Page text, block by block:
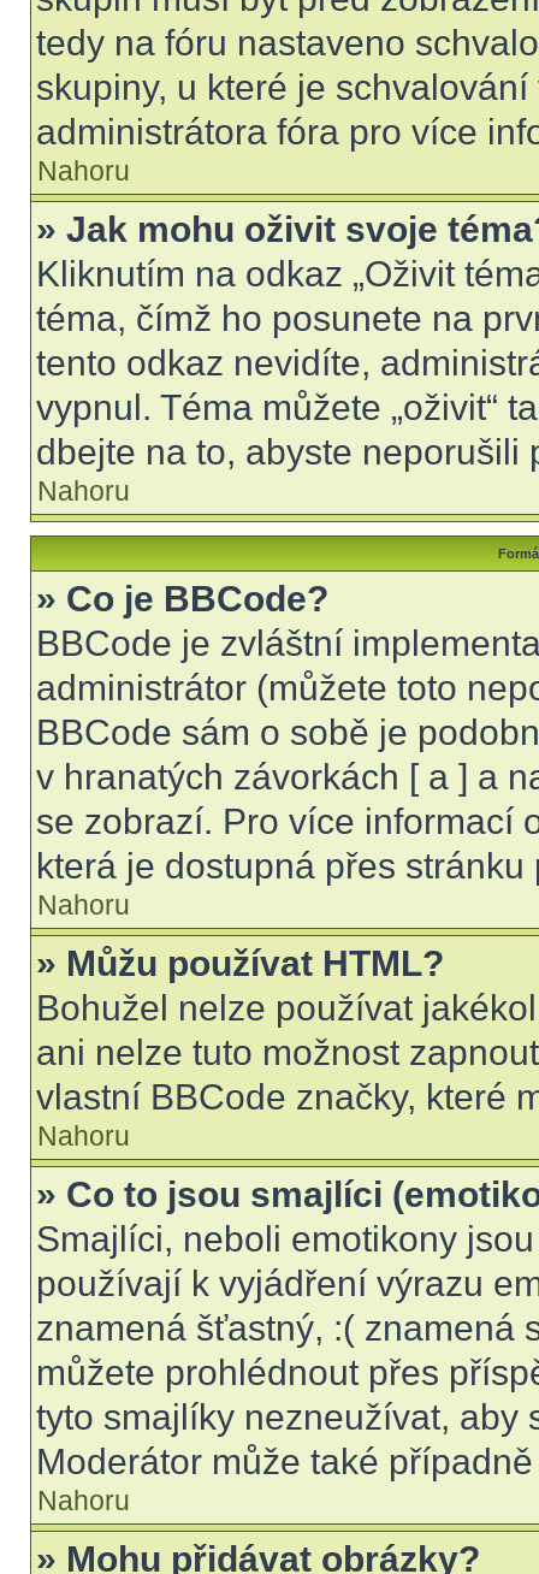
tedy na fóru nastaveno
skupiny, u které je
administrátora fóra pro více
Nahoru
» Jak mohu oživit svoje
Kliknutím na odkaz „Oživit
téma, čímž ho posunete na
tento odkaz nevidíte,
vypnul. Téma můžete „oživit“
dbejte na to, abyste neporušili
Nahoru
» Co je BBCode?
BBCode je zvláštní
administrátor (můžete toto
BBCode sám o sobě je
v hranatých závorkách [ a ] a
se zobrazí. Pro více informací
která je dostupná přes stránku
Nahoru
» Můžu používat HTML?
Bohužel nelze používat
ani nelze tuto možnost
vlastní BBCode značky, které
Nahoru
» Co to jsou smajlíci
Smajlíci, neboli emotikony
používají k vyjádření výrazu
znamená šťastný, :( znamená
můžete prohlédnout přes
tyto smajlíky nezneužívat, aby
Moderátor může také
Nahoru
» Mohu přidávat obrázky?